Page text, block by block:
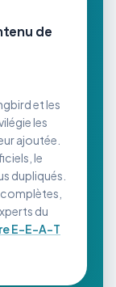
de
et les
les
ajoutée.
le
dupliqués.
du
E-E-A-T